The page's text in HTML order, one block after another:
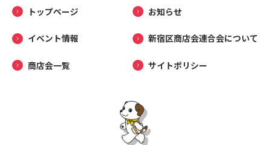
トップページ お知らせ
イベント情報 新宿区商店会連合会について
商店会一覧 サイトポリシー